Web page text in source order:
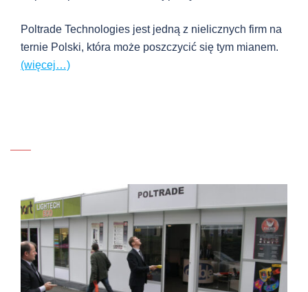
Poltrade Technologies jest jedną z nielicznych firm na
ternie Polski, która może poszczycić się tym mianem.
(więcej…)